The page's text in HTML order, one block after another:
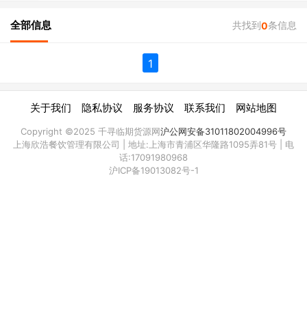
全部信息 共找到0条信息
1
关于我们 隐私协议 服务协议 联系我们 网站地图
Copyright ©2025 千寻临期货源网沪公网安备31011802004996号
上海欣浩餐饮管理有限公司 | 地址:上海市青浦区华隆路1095弄81号 | 电
话:17091980968
沪ICP备19013082号-1